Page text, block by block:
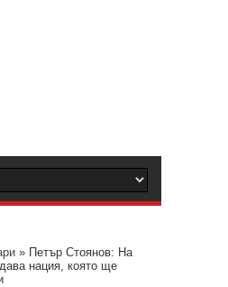
» Петър Стоянов: На
нация, която ще